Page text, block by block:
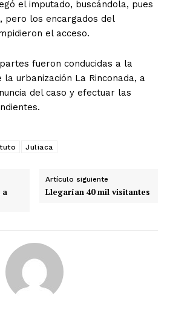
el imputado, buscándola, pues
pero los encargados del
el acceso.
fueron conducidas a la
urbanización La Rinconada, a
del caso y efectuar las
Juliaca
a
Artículo siguiente
Llegarían 40 mil visitantes